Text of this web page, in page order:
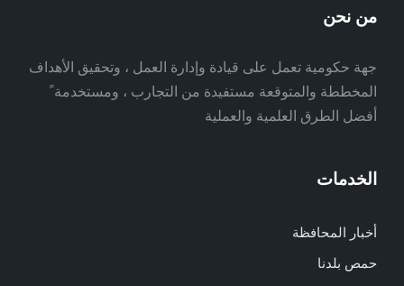
من نحن
جهة حكومية تعمل على قيادة وإدارة العمل ، وتحقيق الأهداف
المخططة والمتوقعة مستفيدة من التجارب ، ومستخدمة ً
أفضل الطرق العلمية والعملية
الخدمات
أخبار المحافظة
حمص بلدنا